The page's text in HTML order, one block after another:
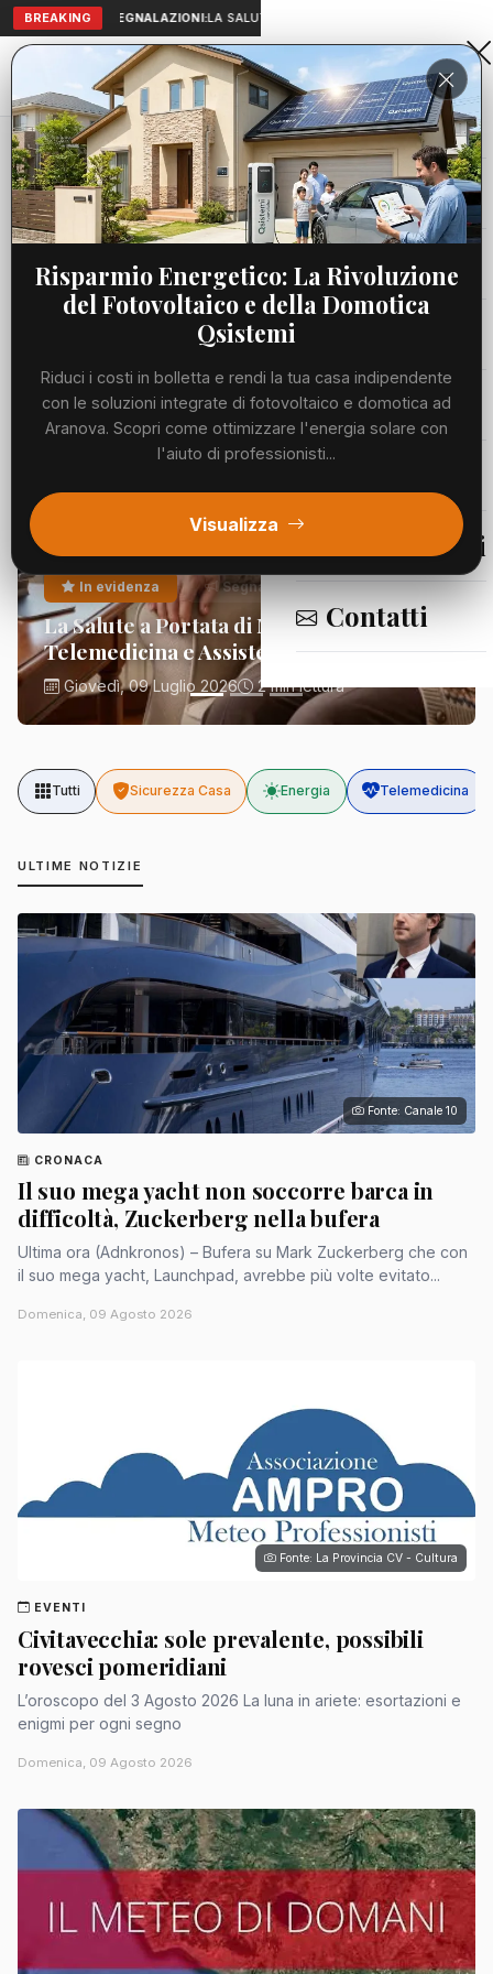
BREAKING SEGNALAZIONI:LA SALUTE A PORTATA DI MANO:
Aranova • NET
PORTALE UTILE AL TERRITORIO
Home
Cronaca
Viabilità
Meteo
Segnalazioni
Contatti
Risparmio Energetico: La Rivoluzione
del Fotovoltaico e della Domotica
Qsistemi
Riduci i costi in bolletta e rendi la tua casa indipendente
con le soluzioni integrate di fotovoltaico e domotica ad
Aranova. Scopri come ottimizzare l'energia solare con
l'aiuto di professionisti...
Visualizza
In evidenza Segnalazioni
La Salute a Portata di Mano:
Telemedicina e Assistenza Domiciliare
Giovedì, 09 Luglio 2026 2 min lettura
Tutti Sicurezza Casa Energia Telemedicina
ULTIME NOTIZIE
Fonte: Canale 10
CRONACA
Il suo mega yacht non soccorre barca in
difficoltà, Zuckerberg nella bufera
Ultima ora (Adnkronos) – Bufera su Mark Zuckerberg che con
il suo mega yacht, Launchpad, avrebbe più volte evitato...
Domenica, 09 Agosto 2026
Fonte: La Provincia CV - Cultura
EVENTI
Civitavecchia: sole prevalente, possibili
rovesci pomeridiani
L’oroscopo del 3 Agosto 2026 La luna in ariete: esortazioni e
enigmi per ogni segno
Domenica, 09 Agosto 2026